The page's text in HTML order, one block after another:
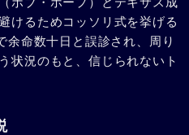
けるためコッソリ式を挙げる
命数十日と誤診され、周り
状況のもと、信じられないト